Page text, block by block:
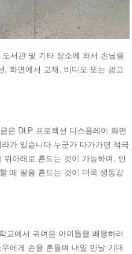
서관 및 기타 장소에 와서 손님을
, 화면에서 교재, 비디오 또는 광고
은 DLP 프로젝션 디스플레이 화면
가 있습니다.누군가 다가가면 적극
아래로 흔드는 것이 가능하며, 인
때 팔을 흔드는 것이 더욱 생동감
교에서 귀여운 아이들을 배웅하러
에게 손을 흔들며 내일 만날 기대